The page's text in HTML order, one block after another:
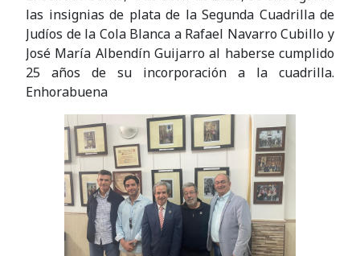
las insignias de plata de la Segunda Cuadrilla de
Judíos de la Cola Blanca a Rafael Navarro Cubillo y
José María Albendín Guijarro al haberse cumplido
25 años de su incorporación a la cuadrilla.
Enhorabuena